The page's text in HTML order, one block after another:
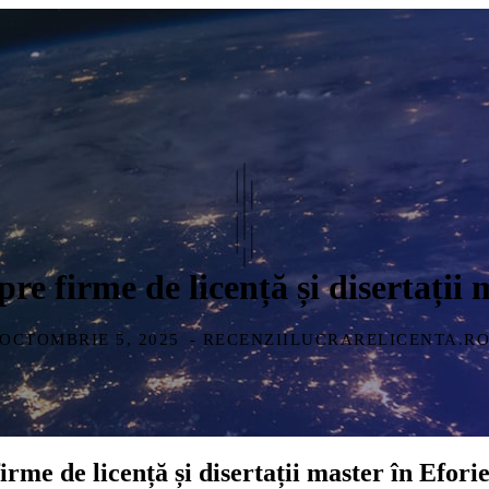
firme de licență și disertații
OCTOMBRIE 5, 2025 - RECENZIILUCRARELICENTA.RO
de licență și disertații master în Eforie